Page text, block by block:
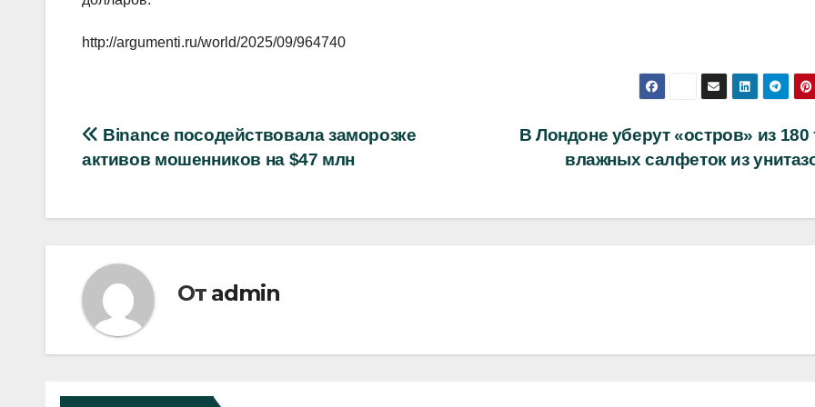
http://argumenti.ru/world/2025/09/964740
Навигация
записям
В Лондоне уберут «остров» из 180
влажных салфеток из
Binance посодействовала заморозке
активов мошенников на $47 млн
От admin